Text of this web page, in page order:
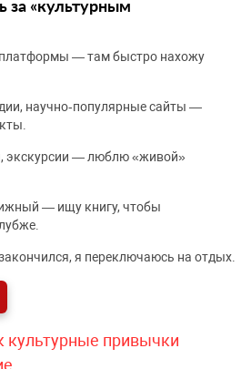
за «культурным
— там быстро нахожу
научно‑популярные сайты —
экскурсии — люблю «живой»
— ищу книгу, чтобы
я переключаюсь на отдых.
культурные привычки